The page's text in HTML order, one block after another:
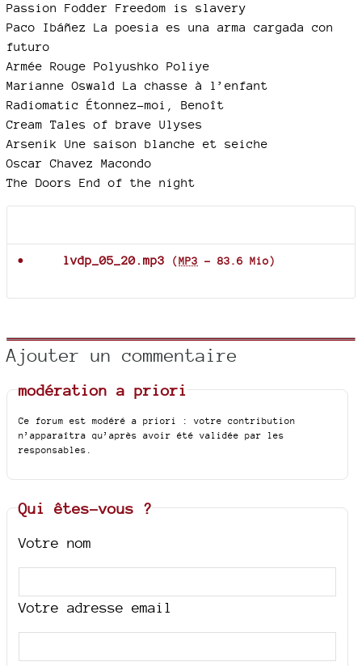
Passion Fodder Freedom is slavery
Paco Ibáñez La poesia es una arma cargada con
futuro
Armée Rouge Polyushko Poliye
Marianne Oswald La chasse à l’enfant
Radiomatic Étonnez-moi, Benoît
Cream Tales of brave Ulyses
Arsenik Une saison blanche et seiche
Oscar Chavez Macondo
The Doors End of the night
lvdp_05_20.mp3 (MP3 - 83.6 Mio)
Ajouter un commentaire
modération a priori
Ce forum est modéré a priori : votre contribution
n’apparaîtra qu’après avoir été validée par les
responsables.
Qui êtes-vous ?
Votre nom
Votre adresse email